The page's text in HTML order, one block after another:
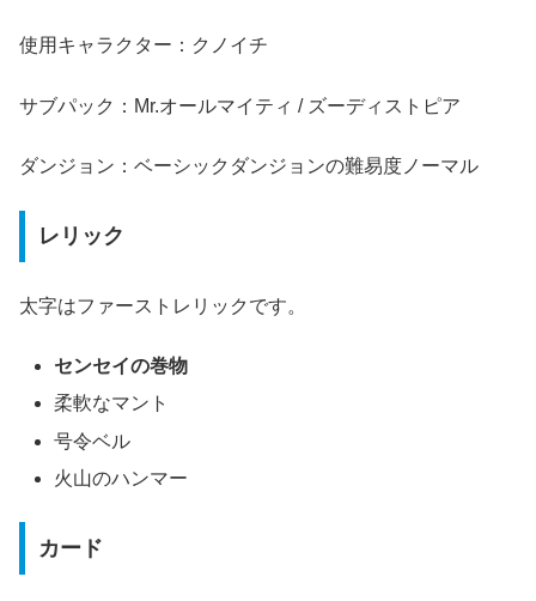
使用キャラクター：クノイチ
サブパック：Mr.オールマイティ / ズーディストピア
ダンジョン：ベーシックダンジョンの難易度ノーマル
レリック
太字はファーストレリックです。
センセイの巻物
柔軟なマント
号令ベル
火山のハンマー
カード